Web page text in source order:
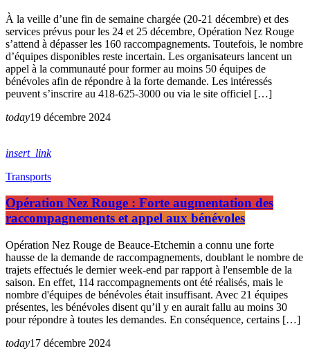
À la veille d’une fin de semaine chargée (20-21 décembre) et des
services prévus pour les 24 et 25 décembre, Opération Nez Rouge
s’attend à dépasser les 160 raccompagnements. Toutefois, le nombre
d’équipes disponibles reste incertain. Les organisateurs lancent un
appel à la communauté pour former au moins 50 équipes de
bénévoles afin de répondre à la forte demande. Les intéressés
peuvent s’inscrire au 418-625-3000 ou via le site officiel […]
today19 décembre 2024
insert_link
Transports
Opération Nez Rouge : Forte augmentation des
raccompagnements et appel aux bénévoles
Opération Nez Rouge de Beauce-Etchemin a connu une forte
hausse de la demande de raccompagnements, doublant le nombre de
trajets effectués le dernier week-end par rapport à l'ensemble de la
saison. En effet, 114 raccompagnements ont été réalisés, mais le
nombre d'équipes de bénévoles était insuffisant. Avec 21 équipes
présentes, les bénévoles disent qu’il y en aurait fallu au moins 30
pour répondre à toutes les demandes. En conséquence, certains […]
today17 décembre 2024